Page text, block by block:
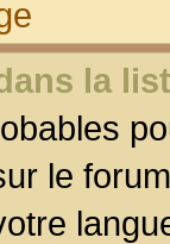
la
le